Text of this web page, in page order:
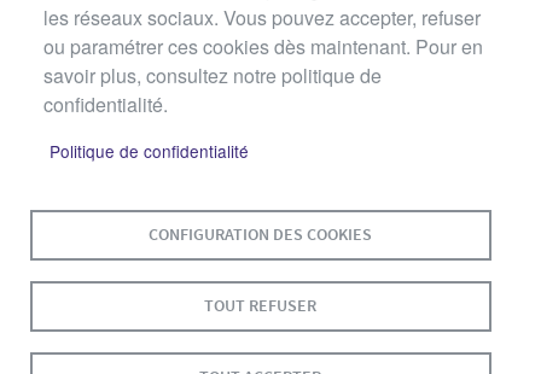
les réseaux sociaux. Vous pouvez accepter, refuser
ou paramétrer ces cookies dès maintenant. Pour en
savoir plus, consultez notre politique de
confidentialité.
Politique de confidentialité
CONFIGURATION DES COOKIES
TOUT REFUSER
PLAN DU SITE
S'IDENTIFIER